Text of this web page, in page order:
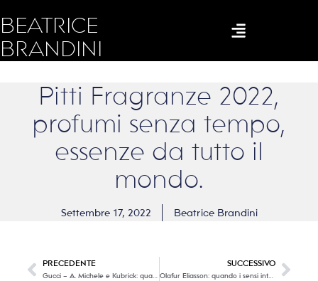
BEATRICE
BRANDINI
Pitti Fragranze 2022,
profumi senza tempo,
essenze da tutto il
mondo.
Settembre 17, 2022 Beatrice Brandini
PRECEDENTE SUCCESSIVO
Olafur Eliasson: quando i sensi interagiscono con l’arte